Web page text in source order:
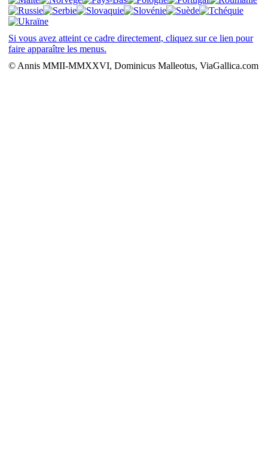
Si vous avez atteint ce cadre directement, cliquez sur ce lien pour
faire apparaître les menus.
© Annis MMII-MMXXVI, Dominicus Malleotus, ViaGallica.com